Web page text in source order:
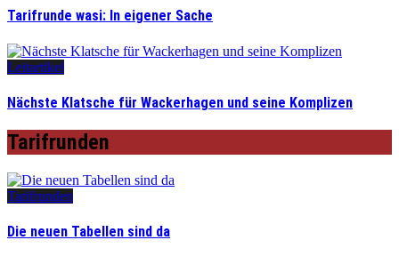
Tarifrunde wasi: In eigener Sache
Leitartikel
Nächste Klatsche für Wackerhagen und seine Komplizen
Tarifrunden
Tarifrunden
Die neuen Tabellen sind da